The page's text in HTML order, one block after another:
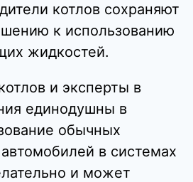
котлов сохраняют
к использованию
жидкостей.
и эксперты в
единодушны в
обычных
в системах
и может